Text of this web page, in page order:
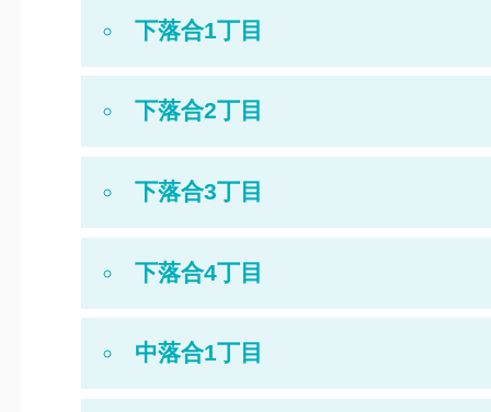
下落合1丁目
下落合2丁目
下落合3丁目
下落合4丁目
中落合1丁目